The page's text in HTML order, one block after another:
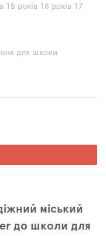
15 років 16 років 17
для школи
міський
до школи для